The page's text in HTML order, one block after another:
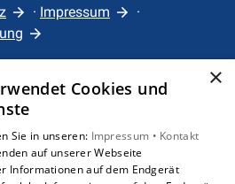
· Impressum
·
×
Cookies und
Sie in unseren: Impressum • Kontakt
auf unserer Webseite
Informationen auf dem Endgerät